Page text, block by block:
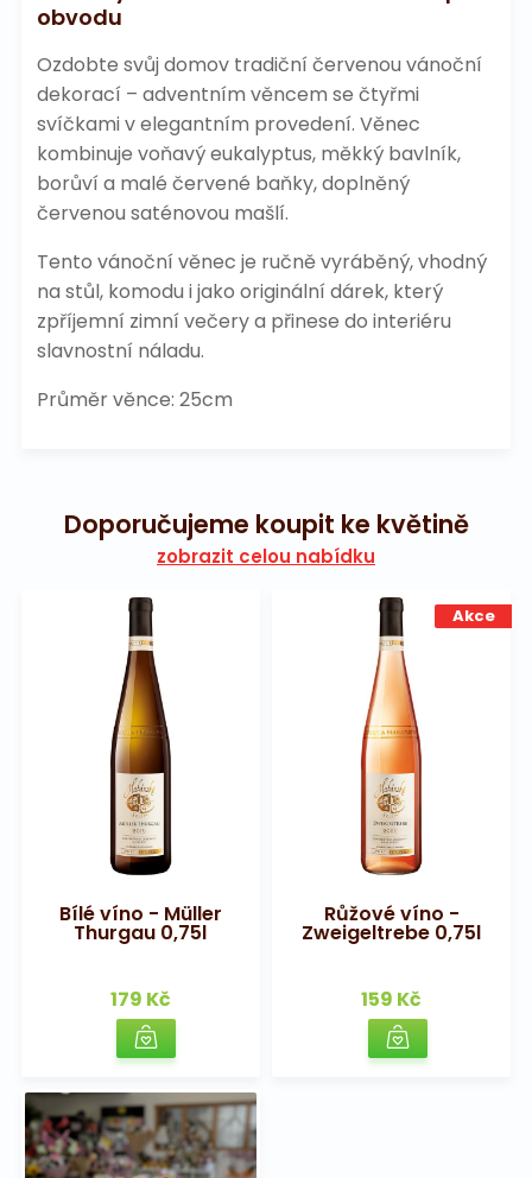
obvodu
Ozdobte svůj domov tradiční červenou vánoční
dekorací – adventním věncem se čtyřmi
svíčkami v elegantním provedení. Věnec
kombinuje voňavý eukalyptus, měkký bavlník,
borůví a malé červené baňky, doplněný
červenou saténovou mašlí.
Tento vánoční věnec je ručně vyráběný, vhodný
na stůl, komodu i jako originální dárek, který
zpříjemní zimní večery a přinese do interiéru
slavnostní náladu.
Průměr věnce: 25cm
Doporučujeme koupit ke květině
zobrazit celou nabídku
Bílé víno - Müller
Thurgau 0,75l
179 Kč
Akce
Růžové víno -
Zweigeltrebe 0,75l
159 Kč